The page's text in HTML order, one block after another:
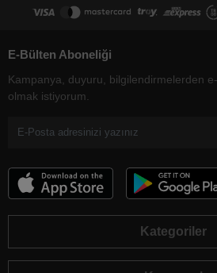
E-Bülten Aboneliği
Kampanya, duyuru, bilgilendirmelerden
olmak istiyorum.
Kategoriler